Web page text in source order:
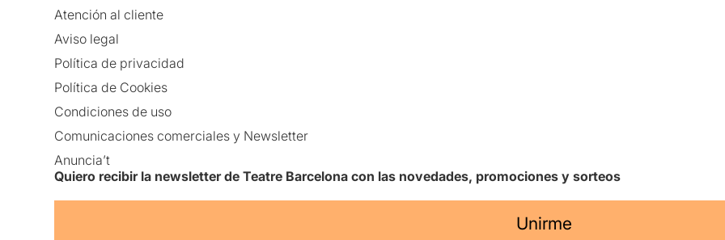
Atención al cliente
Aviso legal
Política de privacidad
Política de Cookies
Condiciones de uso
Comunicaciones comerciales y Newsletter
Anuncia’t
Quiero recibir la newsletter de Teatre Barcelona con las novedades, promociones y sorteos
Unirme